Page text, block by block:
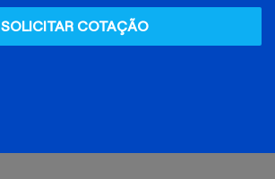
SOLICITAR COTAÇÃO